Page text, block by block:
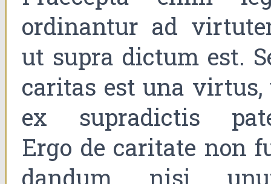
ordinantur ad
ut supra dictum est.
caritas est una virtus,
ex supradictis
Ergo de caritate non
dandum nisi